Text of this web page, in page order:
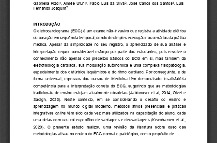
Gabriella Pizol1, Aimée Utuni1, Fábio Luis da Silva2, José Carlos dos Santos2, Luis
Fernando Joaquim2
INTRODUÇÃO
O eletrocardiograma (ECG) é um exame não-invasivo que registra a atividade elétrica
do coração em sequência temporal, sendo de simples execução nos cenários da prática
médica.  Apesar  da  simplicidade  no  seu  registro,  o  aprendizado  de  sua  análise  e
interpretação requer considerável esforço por parte dos estudantes, pois envolve o
conhecimento  não  apenas  dos  preceitos  básicos  do  ECG  em  si,  mas  também  da
eletrofisiologia cardíaca, sua modulação autonômica e uma complexa fisiopatologia,
especialmente dos distúrbios isquêmicos e do ritmo cardíaco. Por conseguinte, e de
forma  universal,  egressos  dos  cursos  de  Medicina  têm  demonstrado  insatisfatória
competência para a interpretação  correta do ECG, sugerindo que as metodologias
tradicionais de ensino estejam atualmente obsoletas (Jablonover et al, 2014; Olvet e
Sadigh,  2023).  Neste  contexto,  em  se  considerando  o  desafio  do  ensino  e
aprendizagem  no  mundo  digital  moderno,  métodos  ativos  presenciais  e  práticas
integrativas online têm sido cada vez mais utilizados na capacitação do aluno, cada
uma delas com seu rol específico de vantagens e desvantagens (Kewcharoen et al.,
2020).  O  presente  estudo  realizou  uma  revisão  da  literatura  sobre  ouso  das
metodologias ativas no ensino do ECG normal e patológico, com o propósito de